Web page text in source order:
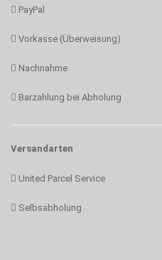
PayPal
Vorkasse (Überweisung)
Nachnahme
Barzahlung bei Abholung
Versandarten
United Parcel Service
Selbsabholung